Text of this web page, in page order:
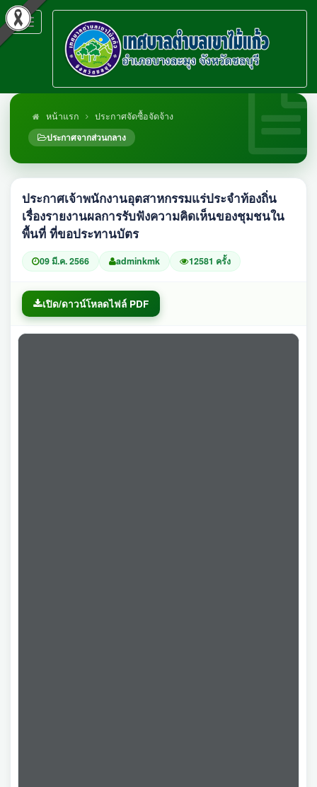
Toggle
navigation
หน้าแรก
ประกาศจัดซื้อจัดจ้าง
ประกาศจากส่วนกลาง
ประกาศเจ้าพนักงานอุตสาหกรรมแร่ประจำท้องถิ่น
เรื่องรายงานผลการรับฟังความคิดเห็นของชุมชนใน
พื้นที่ ที่ขอประทานบัตร
09 มี.ค. 2566 adminkmk 12581 ครั้ง
เปิด/ดาวน์โหลดไฟล์ PDF